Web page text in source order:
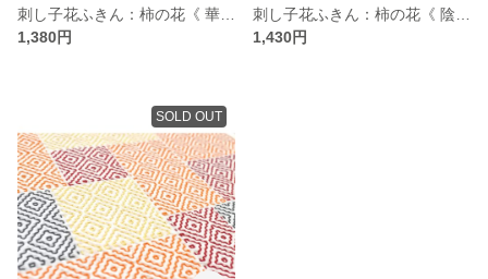
1,380円
1,430円
SOLD OUT